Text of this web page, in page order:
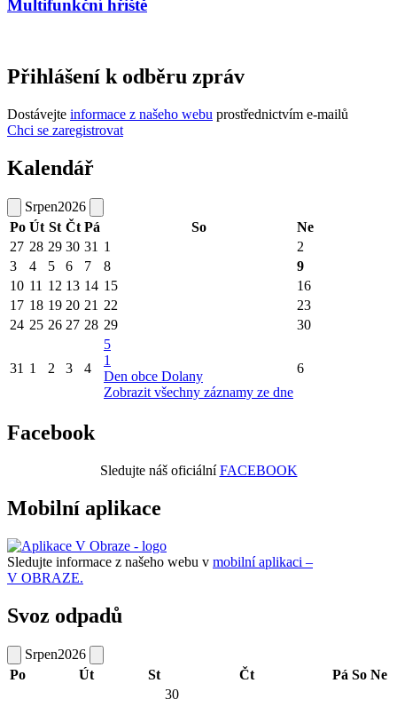
Multifunkční hřiště
Přihlášení k odběru zpráv
Dostávejte informace z našeho webu prostřednictvím e-mailů
Chci se zaregistrovat
Kalendář
Srpen2026
Po Út St Čt Pá So
Ne
27 28 29 30 31 1
2
3
4 5 6 7 8
9
10 11 12 13 14 15
16
17 18 19 20 21 22
23
24 25 26 27 28 29 30
31 1 2 3 4
5
1
Den obce Dolany
Zobrazit všechny záznamy ze dne
6
Facebook
Sledujte náš oficiálníFACEBOOK
Mobilní aplikace
Sledujte informace z našeho webu v mobilní aplikaci –
V OBRAZE.
Svoz odpadů
Srpen2026
Po
Út St Čt Pá So Ne
30